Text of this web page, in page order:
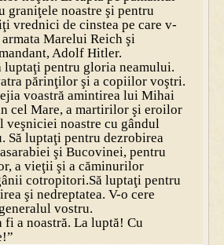
graniţele noastre şi pentru
vrednici de cinstea pe care v-
Marelui Reich şi
Adolf Hitler.
luptaţi pentru gloria neamului.
părinţilor şi a copiilor voştri.
voastră amintirea lui Mihai
cel Mare, a martirilor şi eroilor
veşniciei noastre cu gândul
Să luptaţi pentru dezrobirea
şi Bucovinei, pentru
a vieţii şi a căminurilor
cotropitori.Să luptaţi pentru
şi nedreptatea. V-o cere
vostru.
fi a noastră. La luptă! Cu